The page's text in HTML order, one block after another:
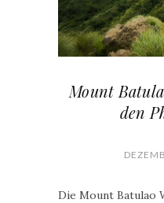
Mount
den
Die Mount Batulao